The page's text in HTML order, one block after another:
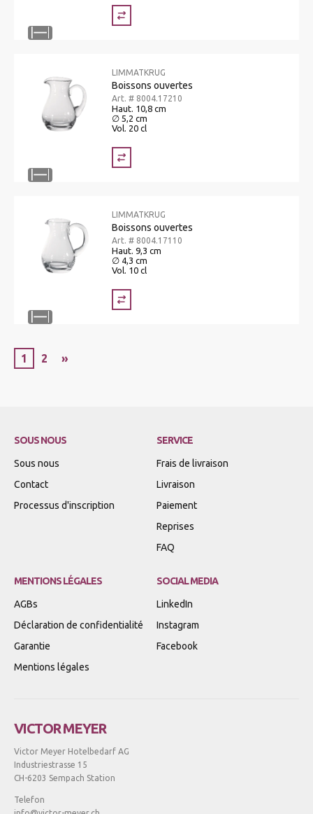
LIMMATKRUG
Boissons ouvertes
Art. # 8004.17210
Haut. 10,8 cm
∅ 5,2 cm
Vol. 20 cl
LIMMATKRUG
Boissons ouvertes
Art. # 8004.17110
Haut. 9,3 cm
∅ 4,3 cm
Vol. 10 cl
1 2 »
SOUS NOUS
Sous nous
Contact
Processus d'inscription
SERVICE
Frais de livraison
Livraison
Paiement
Reprises
FAQ
MENTIONS LÉGALES
AGBs
Déclaration de confidentialité
Garantie
Mentions légales
SOCIAL MEDIA
LinkedIn
Instagram
Facebook
VICTOR MEYER
Victor Meyer Hotelbedarf AG
Industriestrasse 15
CH-6203 Sempach Station
Telefon